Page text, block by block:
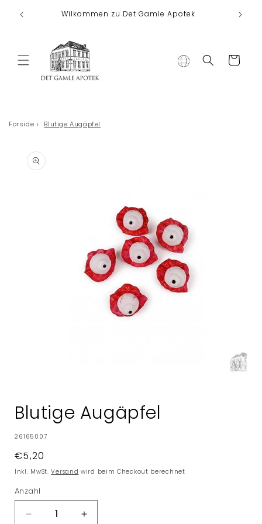
Inhalt
Wilkommen zu Det Gamle Apotek
Warenkorb
Forside › Blutige Augäpfel
Modal
öffnen
Blutige Augäpfel
SKU:
26165007
Normaler
Preis
€5,20
Inkl. MwSt.Versand wird beim Checkout berechnet
Anzahl
Verringere
Erhöhe